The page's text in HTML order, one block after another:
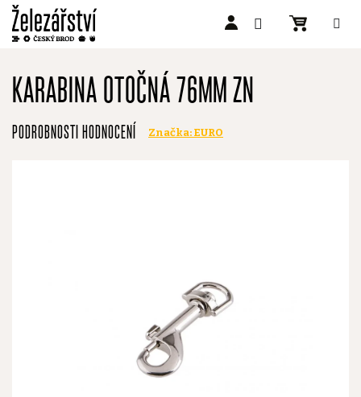
obsah
KARABINA OTOČNÁ 76MM ZN
Průměrné
hodnocení
PODROBNOSTI HODNOCENÍ Značka: EURO